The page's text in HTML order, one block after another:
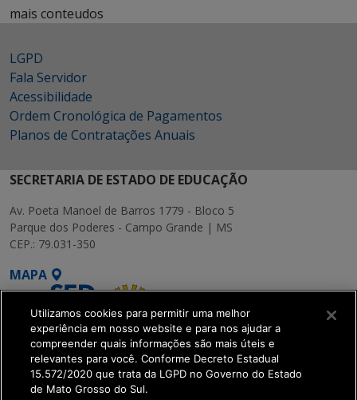
mais conteudos
LGPD
Fala Servidor
Acessibilidade
Ordem Cronológica de Pagamentos
Planos de Contratações Anuais
SECRETARIA DE ESTADO DE EDUCAÇÃO
Av. Poeta Manoel de Barros 1779 - Bloco 5
Parque dos Poderes - Campo Grande | MS
CEP.: 79.031-350
MAPA
SETDIG | Secretaria-
Utilizamos cookies para permitir uma melhor
experiência em nosso website e para nos ajudar a
compreender quais informações são mais úteis e
relevantes para você. Conforme Decreto Estadual
15.572/2020 que trata da LGPD no Governo do Estado
de Mato Grosso do Sul.